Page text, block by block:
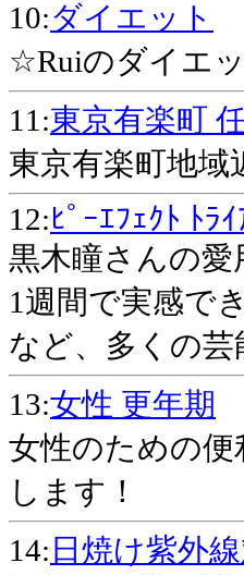
10:ダイエット
☆Ruiのダイエ
11:東京有楽町
東京有楽町地域
12:ﾋﾟｰｴﾌｪｸﾄ ﾄﾗｲ
黒木瞳さんの愛
1週間で実感で
など、多くの
13:女性 更年期
女性のための
します！
14: 日焼け紫外